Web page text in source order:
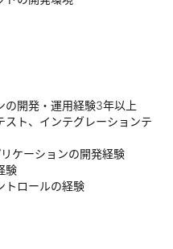
の開発・運用経験3年以上
スト、インテグレーションテ
ケーションの開発経験
験
トロールの経験